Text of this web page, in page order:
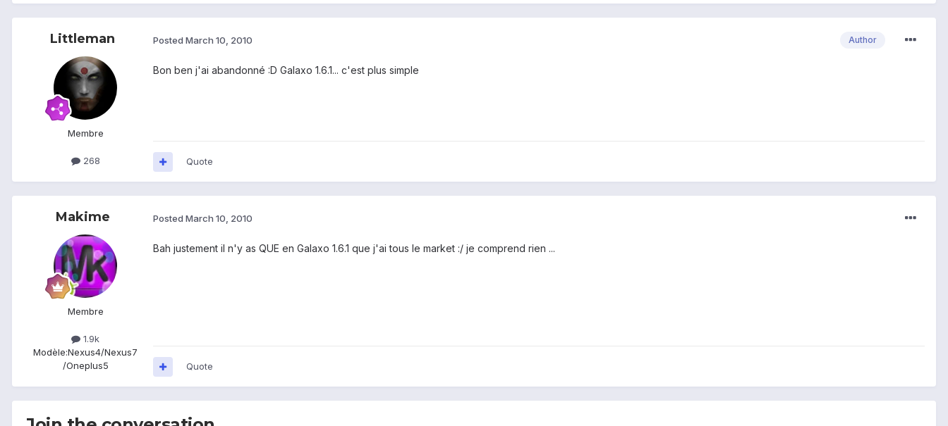
Littleman
Membre
268
Author
Posted March 10, 2010
Bon ben j'ai abandonné :D Galaxo 1.6.1... c'est plus simple
Quote
Makime
Membre
1.9k
Modèle:Nexus4/Nexus7
/Oneplus5
Posted March 10, 2010
Bah justement il n'y as QUE en Galaxo 1.6.1 que j'ai tous le market :/ je comprend rien ...
Quote